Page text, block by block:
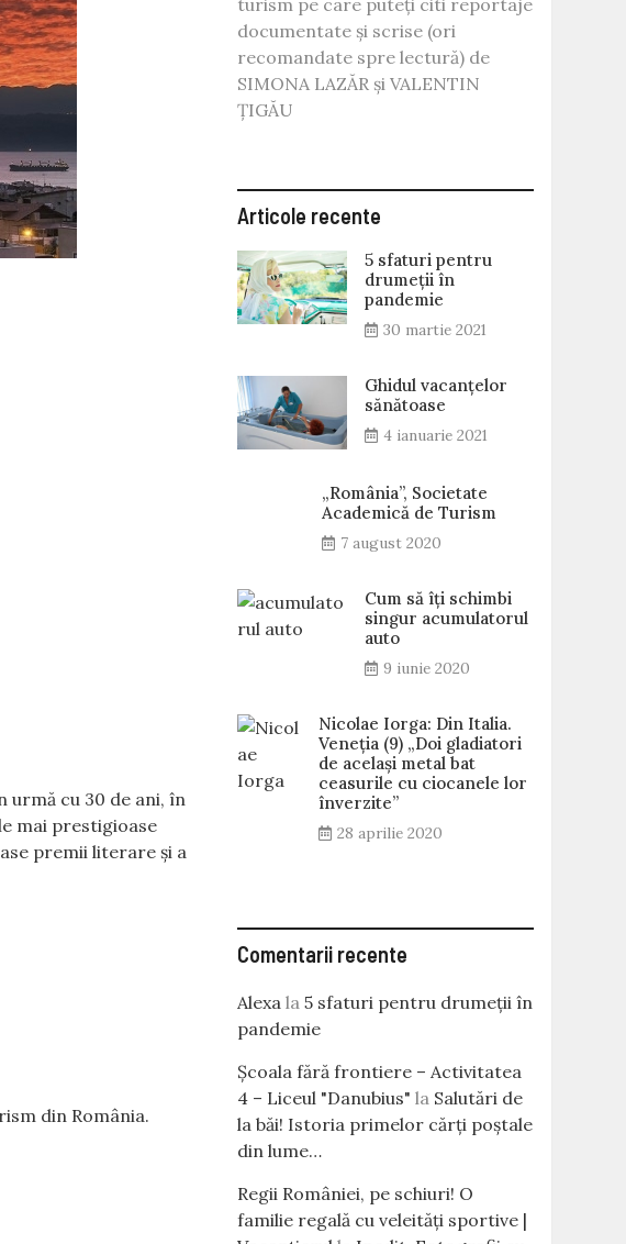
urmă cu 30 de ani, în
mai prestigioase
premii literare și a
din România.
turism pe care puteți citi reportaje
documentate și scrise (ori
recomandate spre lectură) de
SIMONA LAZĂR și VALENTIN
ȚIGĂU
Articole recente
5 sfaturi pentru
drumeții în
pandemie
30 martie 2021
Ghidul vacanțelor
sănătoase
4 ianuarie 2021
„România”, Societate
Academică de Turism
7 august 2020
Cum să îți schimbi
singur acumulatorul
auto
9 iunie 2020
Nicolae Iorga: Din Italia.
Veneţia (9) „Doi gladiatori
de același metal bat
ceasurile cu ciocanele lor
înverzite”
28 aprilie 2020
Comentarii recente
Alexa la 5 sfaturi pentru drumeții în
pandemie
Școala fără frontiere – Activitatea
4 – Liceul "Danubius" la Salutări de
la băi! Istoria primelor cărţi poştale
din lume…
Regii României, pe schiuri! O
familie regală cu veleităţi sportive |